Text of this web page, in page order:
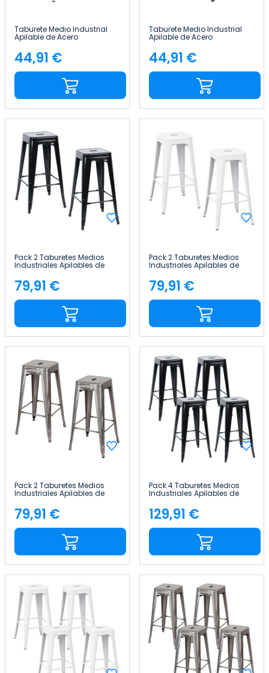
Taburete Medio Industrial
Apilable de Acero
43x43x76cm Thinia Home
Precio
44,91 €
Taburete Medio Industrial
Apilable de Acero
43x43x76cm Thinia Home
Precio
44,91 €
Pack 2 Taburetes Medios
Industriales Apilables de
Acero 43x43x76cm Thinia
Home
Precio
79,91 €
Pack 2 Taburetes Medios
Industriales Apilables de
Acero 43x43x76cm Thinia
Home
Precio
79,91 €
Pack 2 Taburetes Medios
Industriales Apilables de
Acero 43x43x76cm Thinia
Home
Precio
79,91 €
Pack 4 Taburetes Medios
Industriales Apilables de
Acero 43x43x76cm Thinia
Home
Precio
129,91 €